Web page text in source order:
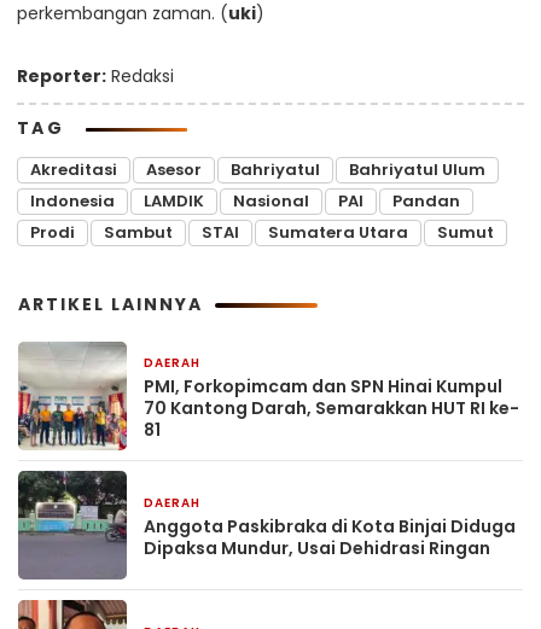
perkembangan zaman. (uki)
Reporter: Redaksi
TAG
Akreditasi Asesor Bahriyatul
Bahriyatul Ulum
Indonesia
LAMDIK Nasional PAI
Pandan
Prodi
Sambut STAI Sumatera Utara Sumut
ARTIKEL LAINNYA
DAERAH
PMI, Forkopimcam dan SPN Hinai Kumpul
70 Kantong Darah, Semarakkan HUT RI ke-
81
DAERAH
Anggota Paskibraka di Kota Binjai Diduga
Dipaksa Mundur, Usai Dehidrasi Ringan